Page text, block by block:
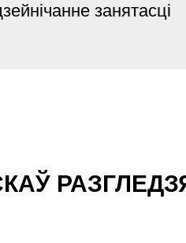
занятасці